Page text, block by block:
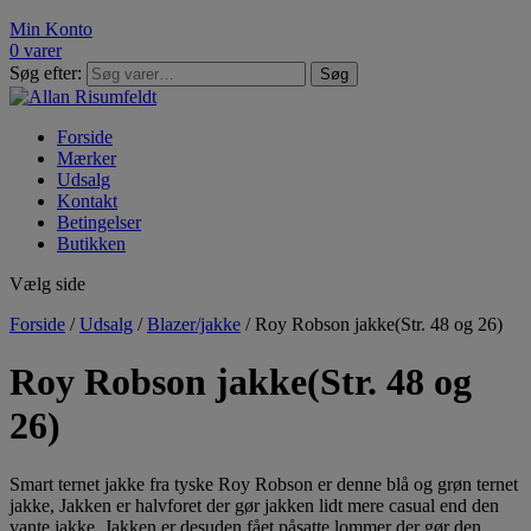
Min Konto
0 varer
Søg efter:
Søg
Forside
Mærker
Udsalg
Kontakt
Betingelser
Butikken
Vælg side
Forside /Udsalg /Blazer/jakke / Roy Robson jakke(Str. 48 og 26)
Roy Robson jakke(Str. 48 og
26)
Smart ternet jakke fra tyske Roy Robson er denne blå og grøn ternet
jakke, Jakken er halvforet der gør jakken lidt mere casual end den
vante jakke. Jakken er desuden fået påsatte lommer der gør den